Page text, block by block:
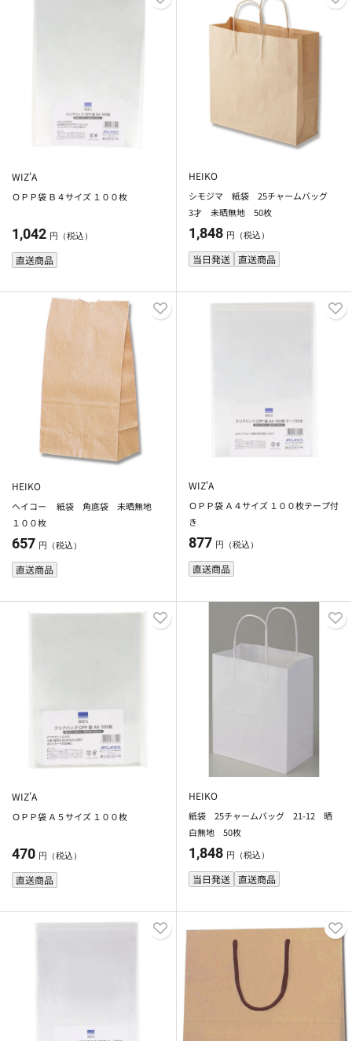
WIZ'A
ＯＰＰ袋 Ｂ４サイズ １００枚
1,042 円（税込）
直送商品
HEIKO
シモジマ 紙袋 25チャームバッグ
3才 未晒無地 50枚
1,848 円（税込）
当日発送 直送商品
HEIKO
ヘイコー 紙袋 角底袋 未晒無地
１００枚
657 円（税込）
直送商品
WIZ'A
ＯＰＰ袋 Ａ４サイズ １００枚テープ付
き
877 円（税込）
直送商品
WIZ'A
ＯＰＰ袋 Ａ５サイズ １００枚
470 円（税込）
直送商品
HEIKO
紙袋 25チャームバッグ 21-12 晒
白無地 50枚
1,848 円（税込）
当日発送 直送商品